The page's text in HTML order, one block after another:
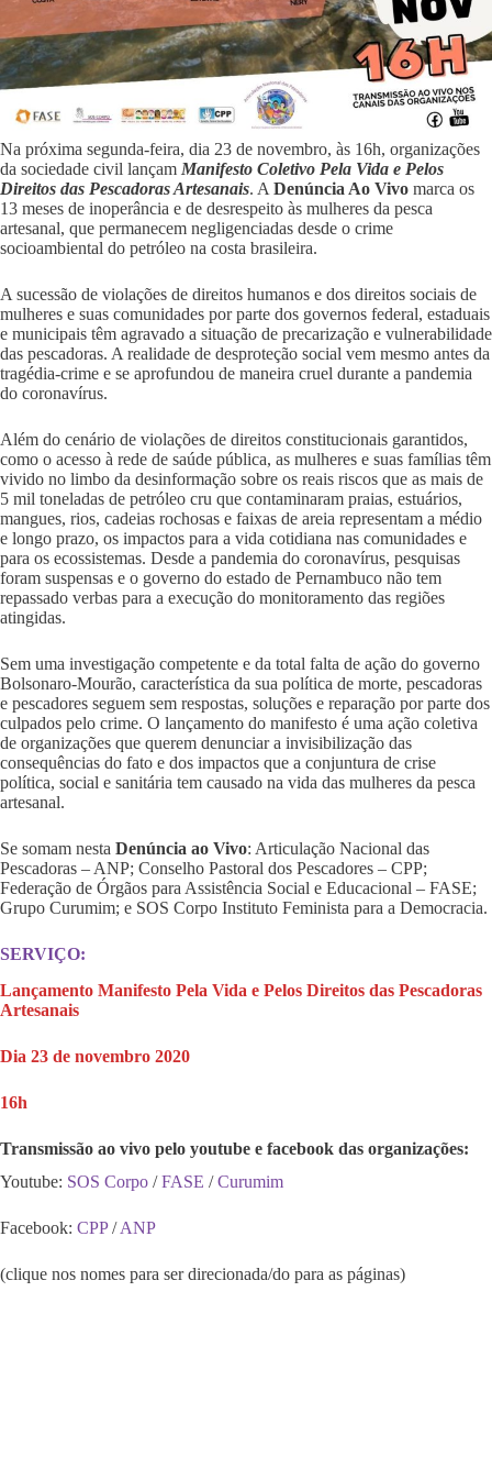
Na próxima segunda-feira, dia 23 de novembro, às 16h, organizações
da sociedade civil lançam Manifesto Coletivo Pela Vida e Pelos
Direitos das Pescadoras Artesanais. A Denúncia Ao Vivo marca os
13 meses de inoperância e de desrespeito às mulheres da pesca
artesanal, que permanecem negligenciadas desde o crime
socioambiental do petróleo na costa brasileira.
A sucessão de violações de direitos humanos e dos direitos sociais de
mulheres e suas comunidades por parte dos governos federal, estaduais
e municipais têm agravado a situação de precarização e vulnerabilidade
das pescadoras. A realidade de desproteção social vem mesmo antes da
tragédia-crime e se aprofundou de maneira cruel durante a pandemia
do coronavírus.
Além do cenário de violações de direitos constitucionais garantidos,
como o acesso à rede de saúde pública, as mulheres e suas famílias têm
vivido no limbo da desinformação sobre os reais riscos que as mais de
5 mil toneladas de petróleo cru que contaminaram praias, estuários,
mangues, rios, cadeias rochosas e faixas de areia representam a médio
e longo prazo, os impactos para a vida cotidiana nas comunidades e
para os ecossistemas. Desde a pandemia do coronavírus, pesquisas
foram suspensas e o governo do estado de Pernambuco não tem
repassado verbas para a execução do monitoramento das regiões
atingidas.
Sem uma investigação competente e da total falta de ação do governo
Bolsonaro-Mourão, característica da sua política de morte, pescadoras
e pescadores seguem sem respostas, soluções e reparação por parte dos
culpados pelo crime. O lançamento do manifesto é uma ação coletiva
de organizações que querem denunciar a invisibilização das
consequências do fato e dos impactos que a conjuntura de crise
política, social e sanitária tem causado na vida das mulheres da pesca
artesanal.
Se somam nesta Denúncia ao Vivo: Articulação Nacional das
Pescadoras – ANP; Conselho Pastoral dos Pescadores – CPP;
Federação de Órgãos para Assistência Social e Educacional – FASE;
Grupo Curumim; e SOS Corpo Instituto Feminista para a Democracia.
SERVIÇO:
Lançamento Manifesto Pela Vida e Pelos Direitos das Pescadoras
Artesanais
Dia 23 de novembro 2020
16h
Transmissão ao vivo pelo youtube e facebook das organizações:
Youtube: SOS Corpo /FASE /Curumim
Facebook: CPP/ANP
(clique nos nomes para ser direcionada/do para as páginas)